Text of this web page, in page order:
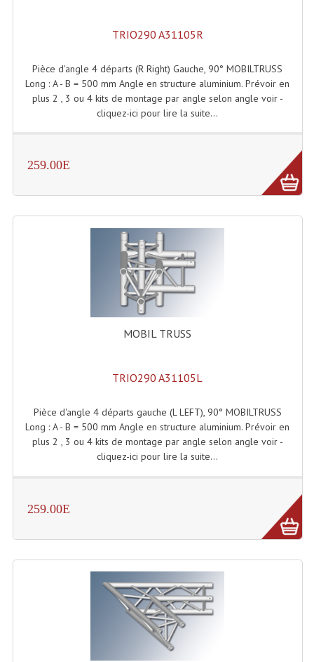
Structures, Pieds, Ponts...
Angle AG20 Structure Contest
Angle AG29 Structure Contest
Angles Structure ASD SX290
Angles Structure ASD SZ 290
Angles Structure Duo290
Angles Structure QUATRO290
Angles Structure SC150
Angles Structure Triodéco
Angles Trio Steel Acier
Cercle Struct Triangulaire290
Crochets Et Accessoires
Embases Pour Structure
Grill Auto-Porté
TRIO290 A31105R
Pièce d'angle 4 départs (R Right) Gauche, 90° MOBILTRUSS
Long : A - B = 500 mm Angle en structure aluminium. Prévoir en
plus 2 , 3 ou 4 kits de montage par angle selon angle voir -
cliquez-ici pour lire la suite...
259.00E
MOBIL TRUSS
TRIO290 A31105L
Pièce d'angle 4 départs gauche (L LEFT), 90° MOBILTRUSS
Long : A - B = 500 mm Angle en structure aluminium. Prévoir en
plus 2 , 3 ou 4 kits de montage par angle selon angle voir -
cliquez-ici pour lire la suite...
259.00E